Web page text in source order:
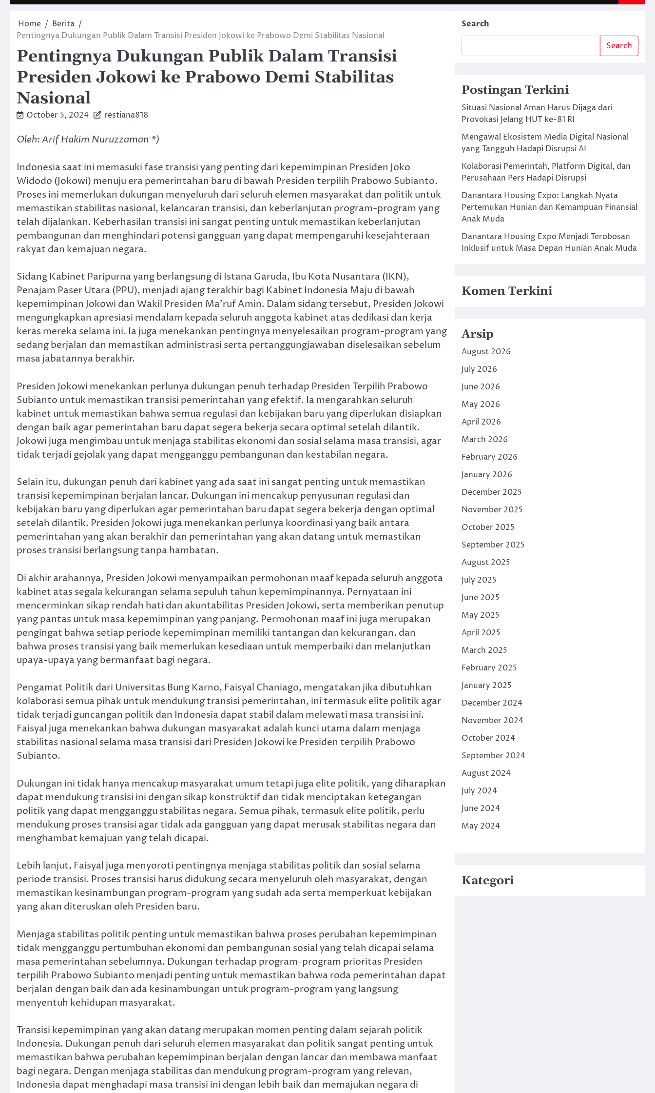
Home
Berita
Pentingnya Dukungan Publik Dalam Transisi Presiden Jokowi ke Prabowo Demi Stabilitas Nasional
Pentingnya Dukungan Publik Dalam Transisi
Presiden Jokowi ke Prabowo Demi Stabilitas
Nasional
October 5, 2024 restiana818
Oleh: Arif Hakim Nuruzzaman *)
Indonesia saat ini memasuki fase transisi yang penting dari kepemimpinan Presiden Joko
Widodo (Jokowi) menuju era pemerintahan baru di bawah Presiden terpilih Prabowo Subianto.
Proses ini memerlukan dukungan menyeluruh dari seluruh elemen masyarakat dan politik untuk
memastikan stabilitas nasional, kelancaran transisi, dan keberlanjutan program-program yang
telah dijalankan. Keberhasilan transisi ini sangat penting untuk memastikan keberlanjutan
pembangunan dan menghindari potensi gangguan yang dapat mempengaruhi kesejahteraan
rakyat dan kemajuan negara.
Sidang Kabinet Paripurna yang berlangsung di Istana Garuda, Ibu Kota Nusantara (IKN),
Penajam Paser Utara (PPU), menjadi ajang terakhir bagi Kabinet Indonesia Maju di bawah
kepemimpinan Jokowi dan Wakil Presiden Ma’ruf Amin. Dalam sidang tersebut, Presiden Jokowi
mengungkapkan apresiasi mendalam kepada seluruh anggota kabinet atas dedikasi dan kerja
keras mereka selama ini. Ia juga menekankan pentingnya menyelesaikan program-program yang
sedang berjalan dan memastikan administrasi serta pertanggungjawaban diselesaikan sebelum
masa jabatannya berakhir.
Presiden Jokowi menekankan perlunya dukungan penuh terhadap Presiden Terpilih Prabowo
Subianto untuk memastikan transisi pemerintahan yang efektif. Ia mengarahkan seluruh
kabinet untuk memastikan bahwa semua regulasi dan kebijakan baru yang diperlukan disiapkan
dengan baik agar pemerintahan baru dapat segera bekerja secara optimal setelah dilantik.
Jokowi juga mengimbau untuk menjaga stabilitas ekonomi dan sosial selama masa transisi, agar
tidak terjadi gejolak yang dapat mengganggu pembangunan dan kestabilan negara.
Selain itu, dukungan penuh dari kabinet yang ada saat ini sangat penting untuk memastikan
transisi kepemimpinan berjalan lancar. Dukungan ini mencakup penyusunan regulasi dan
kebijakan baru yang diperlukan agar pemerintahan baru dapat segera bekerja dengan optimal
setelah dilantik. Presiden Jokowi juga menekankan perlunya koordinasi yang baik antara
pemerintahan yang akan berakhir dan pemerintahan yang akan datang untuk memastikan
proses transisi berlangsung tanpa hambatan.
Di akhir arahannya, Presiden Jokowi menyampaikan permohonan maaf kepada seluruh anggota
kabinet atas segala kekurangan selama sepuluh tahun kepemimpinannya. Pernyataan ini
mencerminkan sikap rendah hati dan akuntabilitas Presiden Jokowi, serta memberikan penutup
yang pantas untuk masa kepemimpinan yang panjang. Permohonan maaf ini juga merupakan
pengingat bahwa setiap periode kepemimpinan memiliki tantangan dan kekurangan, dan
bahwa proses transisi yang baik memerlukan kesediaan untuk memperbaiki dan melanjutkan
upaya-upaya yang bermanfaat bagi negara.
Pengamat Politik dari Universitas Bung Karno, Faisyal Chaniago, mengatakan jika dibutuhkan
kolaborasi semua pihak untuk mendukung transisi pemerintahan, ini termasuk elite politik agar
tidak terjadi guncangan politik dan Indonesia dapat stabil dalam melewati masa transisi ini.
Faisyal juga menekankan bahwa dukungan masyarakat adalah kunci utama dalam menjaga
stabilitas nasional selama masa transisi dari Presiden Jokowi ke Presiden terpilih Prabowo
Subianto.
Dukungan ini tidak hanya mencakup masyarakat umum tetapi juga elite politik, yang diharapkan
dapat mendukung transisi ini dengan sikap konstruktif dan tidak menciptakan ketegangan
politik yang dapat mengganggu stabilitas negara. Semua pihak, termasuk elite politik, perlu
mendukung proses transisi agar tidak ada gangguan yang dapat merusak stabilitas negara dan
menghambat kemajuan yang telah dicapai.
Lebih lanjut, Faisyal juga menyoroti pentingnya menjaga stabilitas politik dan sosial selama
periode transisi. Proses transisi harus didukung secara menyeluruh oleh masyarakat, dengan
memastikan kesinambungan program-program yang sudah ada serta memperkuat kebijakan
yang akan diteruskan oleh Presiden baru.
Menjaga stabilitas politik penting untuk memastikan bahwa proses perubahan kepemimpinan
tidak mengganggu pertumbuhan ekonomi dan pembangunan sosial yang telah dicapai selama
masa pemerintahan sebelumnya. Dukungan terhadap program-program prioritas Presiden
terpilih Prabowo Subianto menjadi penting untuk memastikan bahwa roda pemerintahan dapat
berjalan dengan baik dan ada kesinambungan untuk program-program yang langsung
menyentuh kehidupan masyarakat.
Transisi kepemimpinan yang akan datang merupakan momen penting dalam sejarah politik
Indonesia. Dukungan penuh dari seluruh elemen masyarakat dan politik sangat penting untuk
memastikan bahwa perubahan kepemimpinan berjalan dengan lancar dan membawa manfaat
bagi negara. Dengan menjaga stabilitas dan mendukung program-program yang relevan,
Indonesia dapat menghadapi masa transisi ini dengan lebih baik dan memajukan negara di
Search
Search
Postingan Terkini
Situasi Nasional Aman Harus Dijaga dari
Provokasi Jelang HUT ke-81 RI
Mengawal Ekosistem Media Digital Nasional
yang Tangguh Hadapi Disrupsi AI
Kolaborasi Pemerintah, Platform Digital, dan
Perusahaan Pers Hadapi Disrupsi
Danantara Housing Expo: Langkah Nyata
Pertemukan Hunian dan Kemampuan Finansial
Anak Muda
Danantara Housing Expo Menjadi Terobosan
Inklusif untuk Masa Depan Hunian Anak Muda
Komen Terkini
Arsip
August 2026
July 2026
June 2026
May 2026
April 2026
March 2026
February 2026
January 2026
December 2025
November 2025
October 2025
September 2025
August 2025
July 2025
June 2025
May 2025
April 2025
March 2025
February 2025
January 2025
December 2024
November 2024
October 2024
September 2024
August 2024
July 2024
June 2024
May 2024
Kategori